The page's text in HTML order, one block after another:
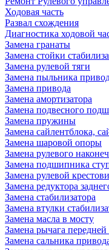
Ходовая часть
Развал схождения
Диагностика ходовой
Замена гранаты
Замена стойки
Замена рулевой тяги
Замена пыльника
Замена привода
Замена амортизатора
Замена подвесного
Замена пружины
Замена сайлентблока,
Замена шаровой опоры
Замена рулевого
Замена подшипника
Замена рулевой
Замена редуктора
Замена стабилизатора
Замена втулки
Замена масла в мосту
Замена рычага передней
Замена сальника